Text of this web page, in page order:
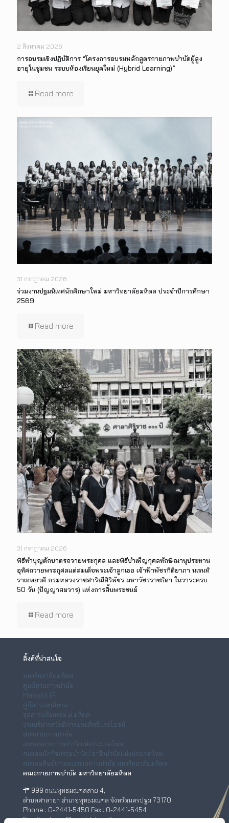
2 สิงหาคม 2026
การอบรมเชิงปฏิบัติการ “โครงการอบรมหลักสูตรกายภาพบำบัดผู้สูง
อายุในชุมชน ระบบห้องเรียนยุคใหม่ (Hybrid Learning)”
Read more
31 กรกฎาคม 2026
ร่วมงานปฐมนิเทศนักศึกษาใหม่ มหาวิทยาลัยมหิดล ประจำปีการศึกษา
2569
Read more
31 กรกฎาคม 2026
พิธีทำบุญตักบาตรถวายพระกุศล และพิธีบำเพ็ญกุศลทักษิณานุประทาน
อุทิศถวายพระกุศลแด่สมเด็จพระเจ้าลูกเธอ เจ้าฟ้าพัชรกิติยาภา นเรนทิ
ราเทพยวดี กรมหลวงราชสาริณีสิริพัชร มหาวัชรราชธิดา ในวาระครบ
50 วัน (ปัญญาสมวาร) แห่งการสิ้นพระชนม์
Read more
ลิ้งค์ที่น่าสนใจ
มหาวิทยาลัยมหิดล
ศูนย์กายภาพบำบัด
Mahidol IR
คู่มือธรรมาภิบาล
จุลสารนวัตกรรม ม.มหิดล
งานบริหารสวัสดิการและสิทธิประโยชน์
สภากายภาพบำบัด
สมาคมกายภาพบำบัดแห่งประเทศไทย
สมาคมนักกิจกรรมบำบัด/อาชีวบำบัดแห่งประเทศไทย
สมาคมศิษย์เก่าคณะกายภาพบำบัด มหาวิทยาลัยมหิดล
คณะกายภาพบำบัด มหาวิทยาลัยมหิดล
999 ถนนพุทธมณฑลสาย 4,
ตำบลศาลายา อำเภอพุทธมณฑล จังหวัดนครปฐม 73170
Phone : 0-2441-5450 Fax : 0-2441-5454
Email : ptwww@mahidol.ac.th